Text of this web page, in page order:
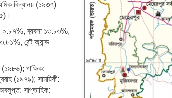
বিদ্যালয় (১৯৩৭),
০.৮৭%, ব্যবসা ১৩.৮৩%,
রেন্ট অ্যান্ড
পাক্ষিক:
(১৯৭৯); সাময়িকী:
সাপ্তাহিক: